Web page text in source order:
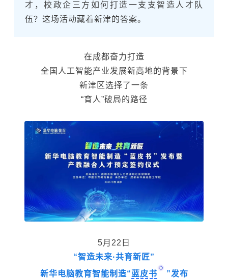
才，校政企三方如何打造一支支智造人才队
伍？这场活动藏着新津的答案。
在成都奋力打造
全国人工智能产业发展新高地的背景下
新津区选择了一条
“育人”破局的路径
5月22日
“智造未来·共育新匠”
新华电脑教育智能制造“ 蓝皮书
”发布